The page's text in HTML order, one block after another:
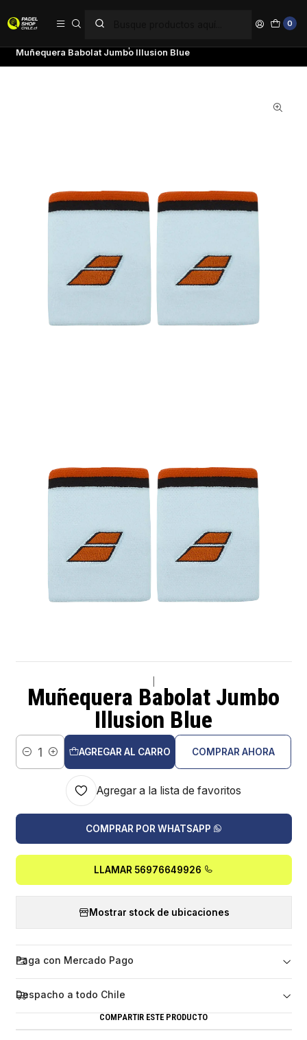
0
Muñequera Babolat Jumbo Illusion Blue
Muñequera Babolat Jumbo
Illusion Blue
Cantidad
AGREGAR AL CARRO COMPRAR AHORA
Agregar a la lista de favoritos
COMPRAR POR WHATSAPP
LLAMAR 56976649926
Mostrar stock de ubicaciones
Paga con Mercado Pago
Despacho a todo Chile
COMPARTIR ESTE PRODUCTO